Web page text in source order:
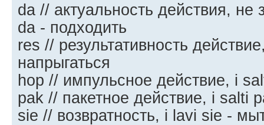
da // актуальность действия, не
da - подходить
res // результативность
напрыгаться
hop // импульсное действие, i
pak // пакетное действие, i salti
siе // возвратность, i lavi sie -